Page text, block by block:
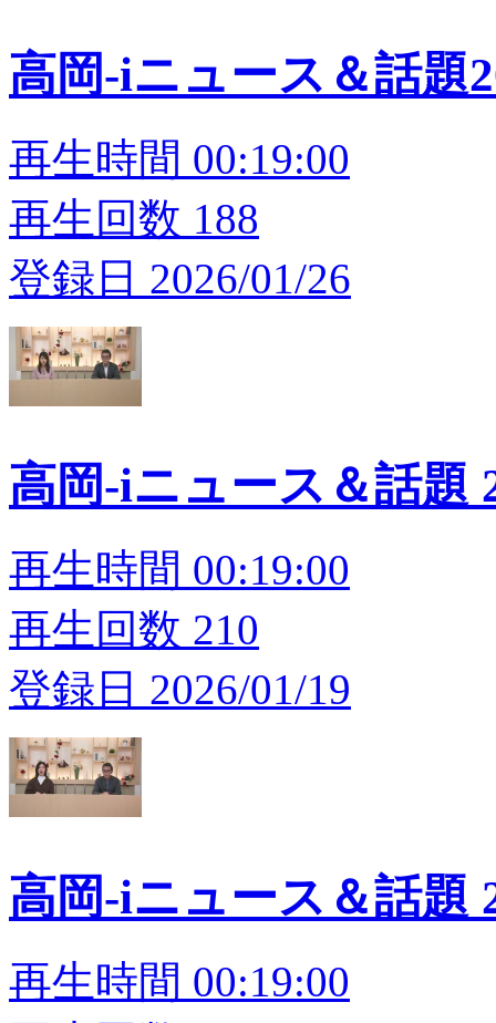
高岡-iニュース＆話題
再生時間 00:19:00
再生回数 188
登録日 2026/01/26
高岡-iニュース＆話題
再生時間 00:19:00
再生回数 210
登録日 2026/01/19
高岡-iニュース＆話題
再生時間 00:19:00